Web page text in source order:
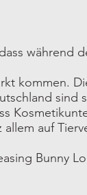
während
kommen.
sind
auf
Bunny